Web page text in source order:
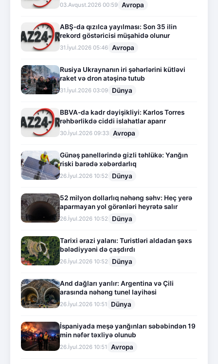
03.Avqust.2026 00:59 Avropa
ABŞ-da qızılca yayılması: Son 35 ilin
rekord göstəricisi müşahidə olunur
31.İyul.2026 05:46 Avropa
Rusiya Ukraynanın iri şəhərlərini kütləvi
raket və dron atəşinə tutub
31.İyul.2026 03:09 Dünya
BBVA-da kadr dəyişikliyi: Karlos Torres
rəhbərlikdə ciddi islahatlar aparır
30.İyul.2026 09:33 Avropa
Günəş panellərində gizli təhlükə: Yanğın
riski barədə xəbərdarlıq
26.İyul.2026 10:52 Dünya
52 milyon dollarlıq nəhəng səhv: Heç yerə
aparmayan yol görənləri heyrətə salır
26.İyul.2026 10:52 Dünya
Tarixi ərazi yalanı: Turistləri aldadan şəxs
bələdiyyəni də çaşdırdı
26.İyul.2026 10:52 Dünya
And dağları yarılır: Argentina və Çili
arasında nəhəng tunel layihəsi
26.İyul.2026 10:51 Dünya
İspaniyada meşə yanğınları səbəbindən 19
min nəfər təxliyə olunub
26.İyul.2026 10:51 Avropa